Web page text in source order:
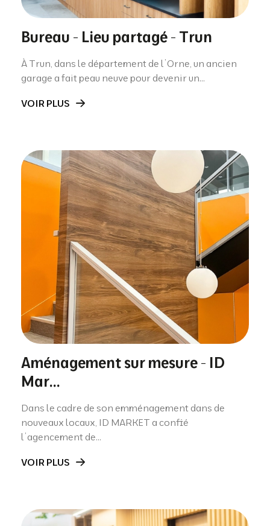
Bureau - Lieu partagé - Trun
À Trun, dans le département de l’Orne, un ancien
garage a fait peau neuve pour devenir un...
VOIR PLUS
Aménagement sur mesure - ID
Mar...
Dans le cadre de son emménagement dans de
nouveaux locaux, ID MARKET a confié
l’agencement de...
VOIR PLUS